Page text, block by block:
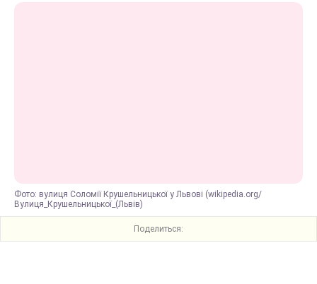
Фото: вулиця Соломії Крушельницької у Львові (wikipedia.org/
Вулиця_Крушельницької_(Львів)
Поделиться: